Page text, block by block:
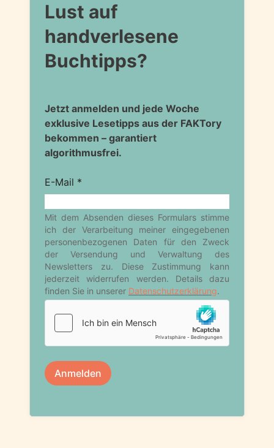
Lust auf
handverlesene
Buchtipps?